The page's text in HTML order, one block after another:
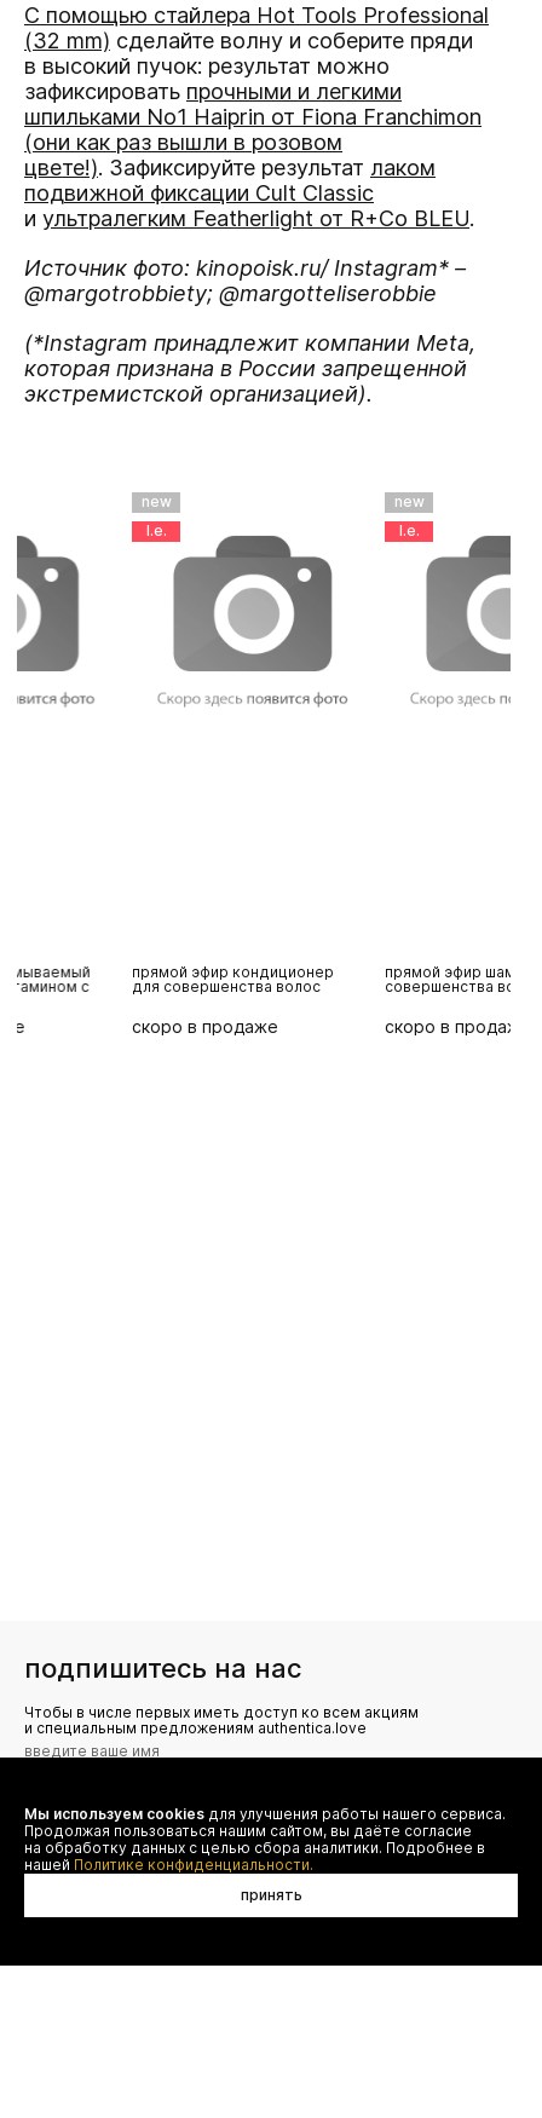
С помощью стайлера Hot Tools Professional
(32 mm) сделайте волну и соберите пряди
в высокий пучок: результат можно
зафиксировать прочными и легкими
шпильками No1 Haiprin от Fiona Franchimon
(они как раз вышли в розовом
цвете!). Зафиксируйте результат лаком
подвижной фиксации Cult Classic
и ультралегким Featherlight от R+Co BLEU.
Источник фото: kinopoisk.ru/ Instagram* –
@margotrobbiety; @margotteliserobbie
(*Instagram принадлежит компании Meta,
которая признана в России запрещенной
экстремистской организацией).
прямой эфир кондиционер
для совершенства волос
скоро в продаже
прямой эфир шампунь для
совершенства волос
скоро в продаже
подпишитесь на нас
Чтобы в числе первых иметь доступ ко всем акциям
и специальным предложениям authentica.love
Я даю согласие на сбор, обработку и хранение моих
персональных данных (имя, email, телефон) для получения
рекламных и информационных рассылок от ООО 'БТ
Юнайтед', а также ознакомлен(а) с
Политикой конфиденциальности
Мы используем cookies для улучшения работы нашего сервиса.
Продолжая пользоваться нашим сайтом, вы даёте согласие
на обработку данных с целью сбора аналитики. Подробнее в
нашей Политике конфиденциальности.
принять